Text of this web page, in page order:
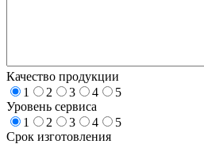
Качество продукции
1
2 3 4
5
Уровень сервиса
1
2 3 4
5
Срок изготовления